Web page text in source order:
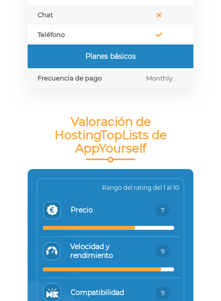
Chat
Teléfono
Planes básicos
Frecuencia de pago Monthly
Valoración de
HostingTopLists de
AppYourself
Rango del rating del 1 al 10
Precio 7
Velocidad y
rendimiento
9
Compatibilidad 9